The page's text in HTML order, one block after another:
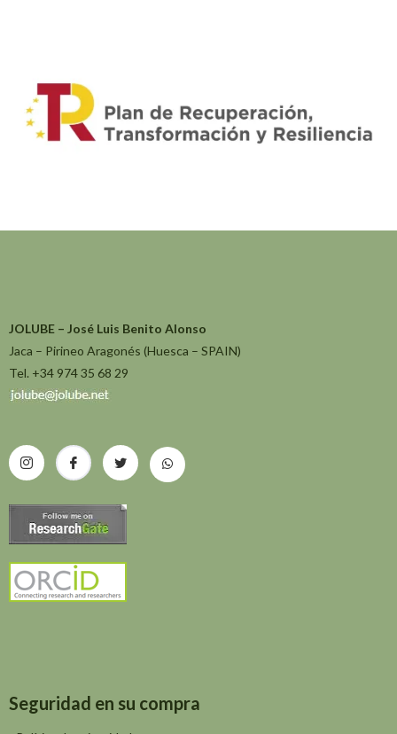
JOLUBE – José Luis Benito Alonso
Jaca – Pirineo Aragonés (Huesca – SPAIN)
Tel. +34 974 35 68 29
Seguridad en su compra